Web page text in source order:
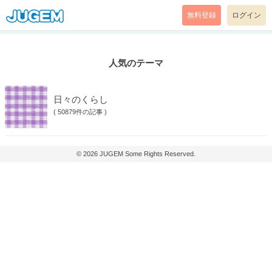
無料登録 ログイン
人気のテーマ
日々のくらし
( 50879件の記事 )
© 2026 JUGEM Some Rights Reserved.